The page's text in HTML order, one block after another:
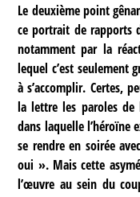
Le deuxième point
ce portrait de rapports
notamment par la
lequel c’est seulement
à s’accomplir. Certes,
la lettre les paroles de
dans laquelle l’héroïne
se rendre en soirée
oui ». Mais cette
l’œuvre au sein du